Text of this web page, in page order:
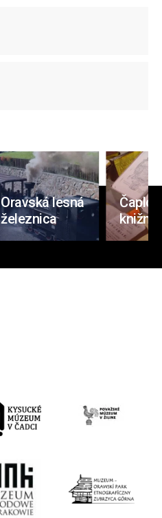
Oravská lesná
železnica